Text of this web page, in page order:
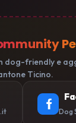
dog-friendly e
Ticino.
Dog